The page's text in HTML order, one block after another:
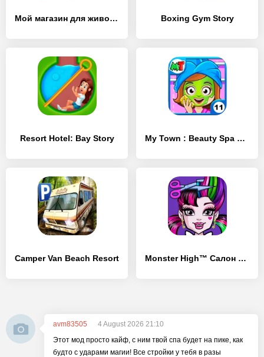
Мой магазин для животных Boxing Gym Story
Resort Hotel: Bay Story My Town : Beauty Spa Saloon
Camper Van Beach Resort Monster High™ Салон красоты
avm83505
4 August 2026 21:10
Этот мод просто кайф, с ним твой спа будет на пике, как
будто с ударами магии! Все стройки у тебя в разы